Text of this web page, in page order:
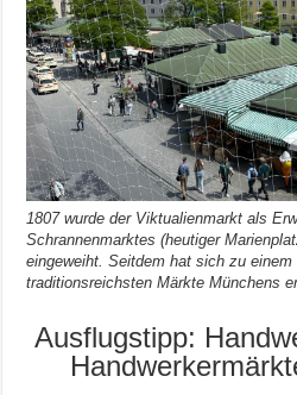
1807 wurde der Viktualienmarkt als
Schrannenmarktes (heutiger
eingeweiht. Seitdem hat sich zu
traditionsreichsten Märkte Münchens
Ausflugstipp: